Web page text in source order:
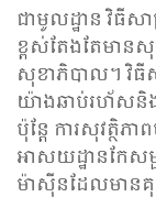
ជាមូលដ្ឋាន វិធីសា
ខ្ពស់តែងតែមាន
សុខាភិបាល។ វិធី
យ៉ាងឆាប់រហ័សនិ
ប៉ុន្តែ ការសុវត្ថិភ
អាសយដ្ឋានកែស
ម៉ាស៊ីនដែលមាន